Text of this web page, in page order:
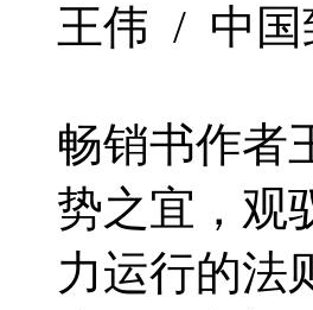
王伟 / 中国
畅销书作者
势之宜，观
力运行的法